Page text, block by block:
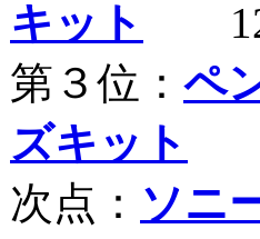
キット
12
第３位： ペ
ズキット
次点： ソニ